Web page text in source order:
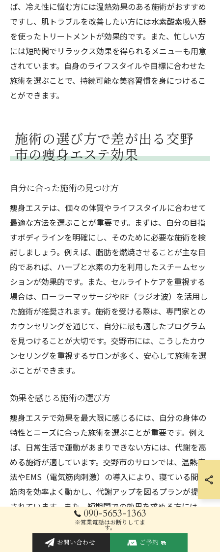
ば、冷え性に悩む方には温熱効果のある施術がおすすめ
ですし、肌トラブルを改善したい方には水素酸素吸入器
を使ったトリートメントが効果的です。また、忙しい方
には短時間でリラックス効果を得られるメニューも用意
されています。自身のライフスタイルや目標に合わせた
施術を選ぶことで、持続可能な美容習慣を身につけるこ
とができます。
施術の選び方で差が出る交野
市の痩身エステ効果
自分に合った施術の見つけ方
痩身エステは、個々の体質やライフスタイルに合わせて
最適な方法を選ぶことが重要です。まずは、自分の目指
すボディラインを明確にし、そのために必要な施術を検
討しましょう。例えば、脂肪を燃焼させることが主な目
的であれば、ハーブと水素の力を利用したスチームセッ
ションが効果的です。また、セルライトケアを重視する
場合は、ローラーマッサージやRF（ラジオ波）を活用し
た施術が推奨されます。施術を受ける際は、専門家との
カウンセリングを通じて、自分に最も適したプログラム
を見つけることが大切です。交野市には、こうしたカウ
ンセリングを重視するサロンが多く、安心して施術を選
ぶことができます。
効果を感じる施術の選び方
痩身エステで効果を最大限に感じるには、自分の身体の
特性とニーズに合った施術を選ぶことが重要です。例え
ば、日常生活で運動があまりできない方には、代謝を高
める施術が適しています。交野市のサロンでは、温熱療
法やEMS（電気筋肉刺激）の導入により、寝ている間に
筋肉を効率よく動かし、代謝アップを図るプランが提供
されています。また、短期間での効果を求める方には、
集中した施術プランを選ぶのがおすすめです。施術の効
果は、継続的な施術と日常生活での心掛けが大きく影響
090-5653-1363
※営業電話はお断りしてま
す。
お問い合わせ ご予約